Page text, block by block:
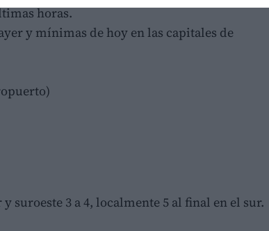
horas.
y mínimas de hoy en las capitales de
suroeste 3 a 4, localmente 5 al final en el sur.